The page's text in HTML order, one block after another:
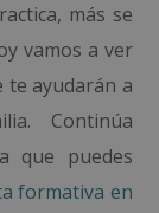
más se
vamos a ver
te ayudarán a
Continúa
que puedes
formativa en